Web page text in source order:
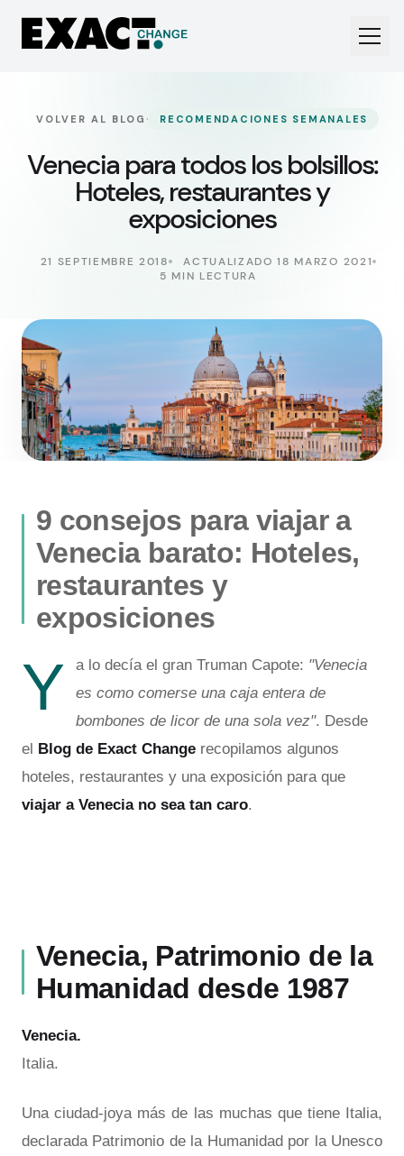
VOLVER AL BLOG · RECOMENDACIONES SEMANALES
Venecia para todos los bolsillos:
Hoteles, restaurantes y
exposiciones
21 SEPTIEMBRE 2018
ACTUALIZADO 18 MARZO 2021
5 MIN LECTURA
9 consejos para viajar a
Venecia barato: Hoteles,
restaurantes y
exposiciones
Y a lo decía el gran Truman Capote: "Venecia
es como comerse una caja entera de
bombones de licor de una sola vez". Desde
el Blog de Exact Change recopilamos algunos
hoteles, restaurantes y una exposición para que
viajar a Venecia no sea tan caro.
Venecia, Patrimonio de la
Humanidad desde 1987
Venecia.
Italia.
Una ciudad-joya más de las muchas que tiene Italia,
declarada Patrimonio de la Humanidad por la Unesco